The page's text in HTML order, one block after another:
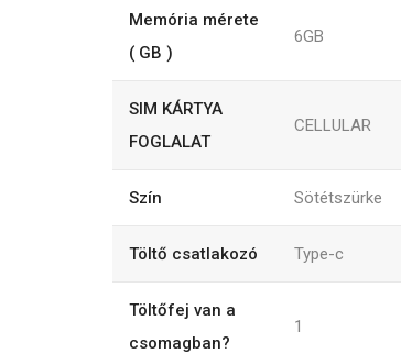
Memória mérete
( GB )
6GB
SIM KÁRTYA
FOGLALAT
CELLULAR
Szín Sötétszürke
Töltő csatlakozó Type-c
Töltőfej van a
csomagban?
1